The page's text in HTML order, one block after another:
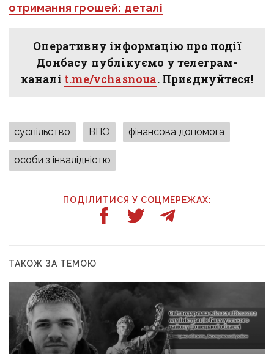
отримання грошей: деталі
Оперативну інформацію про події
Донбасу публікуємо у телеграм-
каналі t.me/vchasnoua. Приєднуйтеся!
суспільство ВПО фінансова допомога
особи з інвалідністю
ПОДІЛИТИСЯ У СОЦМЕРЕЖАХ:
ТАКОЖ ЗА ТЕМОЮ